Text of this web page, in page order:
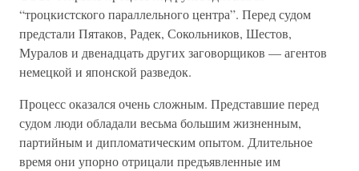
“троцкистского параллельного центра”. Перед судом
предстали Пятаков, Радек, Сокольников, Шестов,
Муралов и двенадцать других заговорщиков — агентов
немецкой и японской разведок.
Процесс оказался очень сложным. Представшие перед
судом люди обладали весьма большим жизненным,
партийным и дипломатическим опытом. Длительное
время они упорно отрицали предъявленные им